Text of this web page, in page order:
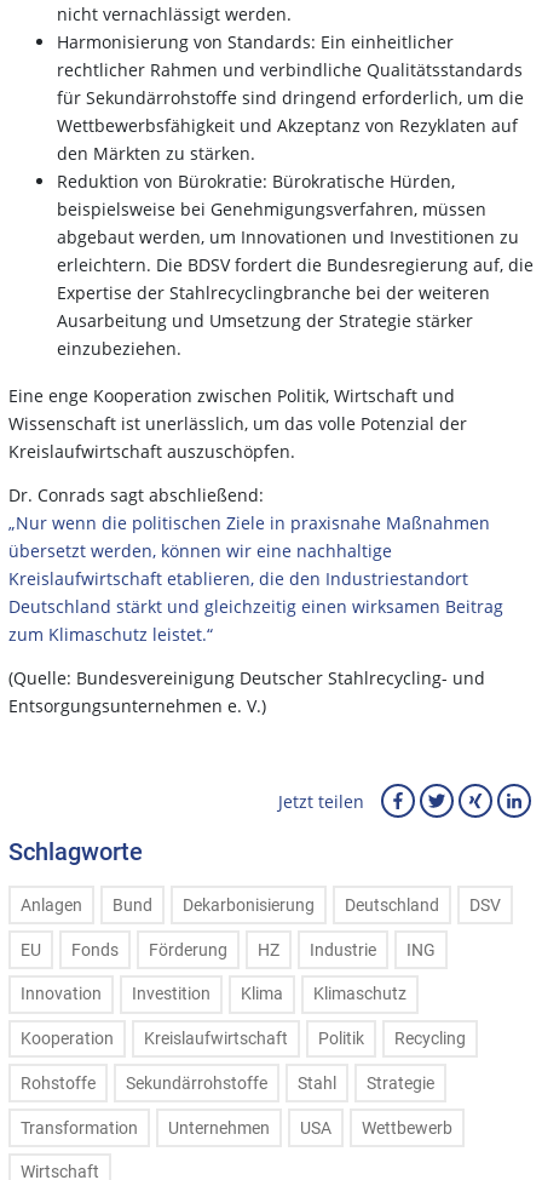
nicht vernachlässigt werden.
Harmonisierung von Standards: Ein einheitlicher
rechtlicher Rahmen und verbindliche Qualitätsstandards
für Sekundärrohstoffe sind dringend erforderlich, um die
Wettbewerbsfähigkeit und Akzeptanz von Rezyklaten auf
den Märkten zu stärken.
Reduktion von Bürokratie: Bürokratische Hürden,
beispielsweise bei Genehmigungsverfahren, müssen
abgebaut werden, um Innovationen und Investitionen zu
erleichtern. Die BDSV fordert die Bundesregierung auf, die
Expertise der Stahlrecyclingbranche bei der weiteren
Ausarbeitung und Umsetzung der Strategie stärker
einzubeziehen.
Eine enge Kooperation zwischen Politik, Wirtschaft und
Wissenschaft ist unerlässlich, um das volle Potenzial der
Kreislaufwirtschaft auszuschöpfen.
Dr. Conrads sagt abschließend:
„Nur wenn die politischen Ziele in praxisnahe Maßnahmen
übersetzt werden, können wir eine nachhaltige
Kreislaufwirtschaft etablieren, die den Industriestandort
Deutschland stärkt und gleichzeitig einen wirksamen Beitrag
zum Klimaschutz leistet.“
(Quelle: Bundesvereinigung Deutscher Stahlrecycling- und
Entsorgungsunternehmen e. V.)
Jetzt teilen
Schlagworte
Anlagen Bund Dekarbonisierung Deutschland DSV
EU Fonds Förderung HZ Industrie ING
Innovation Investition Klima Klimaschutz
Kooperation Kreislaufwirtschaft Politik Recycling
Rohstoffe Sekundärrohstoffe Stahl Strategie
Transformation Unternehmen USA Wettbewerb
Wirtschaft